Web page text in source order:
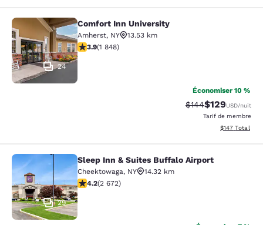
Comfort Inn University
24
Comfort Inn University
Amherst, NY
13.53 km
3.88 étoiles. Bien. 1848 commentaires
3.9(1 848)
Économiser 10 %
Tarif barré :
$144Tarif réduit :
$129USD/nuit
Tarif de membre
Afficher les
$147 Total
Sleep Inn & Suites Buffalo Airport
29
Sleep Inn & Suites Buffalo Airport
Cheektowaga, NY
14.32 km
4.19 étoiles. Très bon. 2672 commentaires
4.2(2 672)